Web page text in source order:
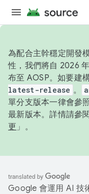
為配合主幹穩定開發
性，我們將自 2026
布至 AOSP。如要建
latest-release 。
單分支版本一律會參
最新版本。詳情請參
更 」。
Google 會運用 AI 技